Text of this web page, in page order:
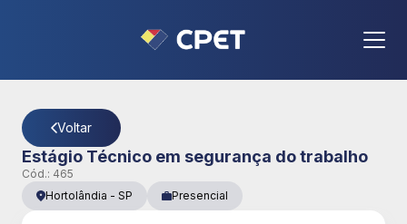
Voltar
Estágio Técnico em segurança do trabalho
Cód.: 465
Hortolândia - SP Presencial